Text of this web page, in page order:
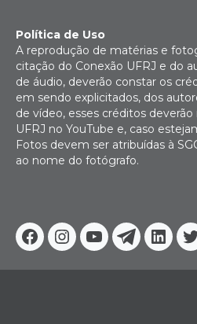
Facebook
Instagram
YoutubeTelegram
Política de Uso
A reprodução de matérias e
citação do Conexão UFRJ e do
de áudio, deverão constar os
em sendo explicitados, dos
de vídeo, esses créditos
UFRJ no YouTube e, caso
Fotos devem ser atribuídas à
ao nome do fotógrafo.